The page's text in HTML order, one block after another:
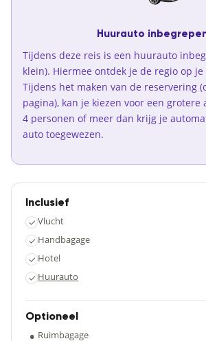
Huurauto
Tijdens deze reis is een huurauto
klein). Hiermee ontdek je de regio op
Tijdens het maken van de reservering
pagina), kan je kiezen voor een grotere
4 personen of meer dan krijg je
auto toegewezen.
Inclusief
✓Vlucht
✓ Handbagage
✓ Hotel
✓ Huurauto
Optioneel
• Ruimbagage